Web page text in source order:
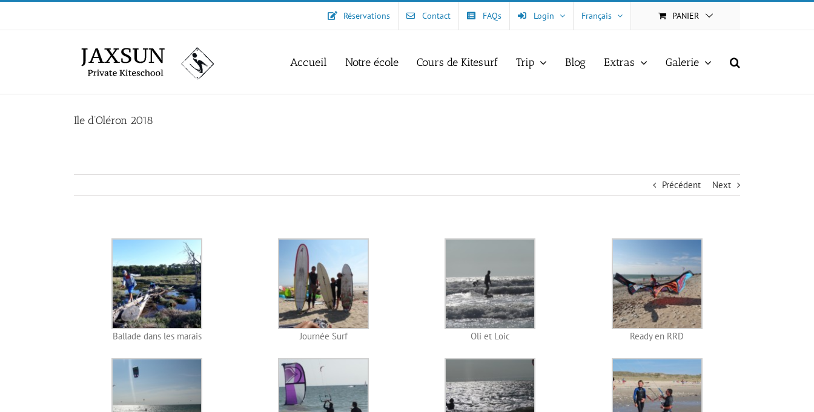
contenu
Réservations Contact FAQs Login Français PANIER
Accueil Notre école Cours de Kitesurf Trip Blog Extras Galerie
Ile d’Oléron 2018
Précédent Next
Ballade dans les marais Journée Surf Oli et Loic Ready en RRD